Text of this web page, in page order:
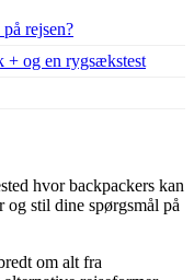
rejsen?
+ og en rygsækstest
hvor backpackers kan
og stil dine spørgsmål på
om alt fra